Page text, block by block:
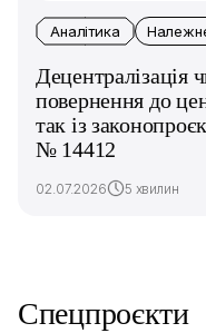
Аналітика
Децентралізація
повернення до
так із
№ 14412
02.07.2026 5 хвилин
Спецпроєкти